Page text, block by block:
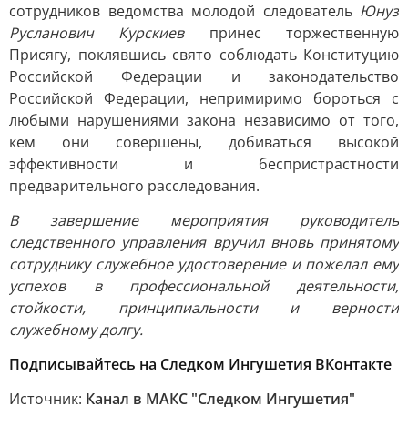
сотрудников ведомства молодой следователь Юнуз
Русланович Курскиев принес торжественную
Присягу, поклявшись свято соблюдать Конституцию
Российской Федерации и законодательство
Российской Федерации, непримиримо бороться с
любыми нарушениями закона независимо от того,
кем они совершены, добиваться высокой
эффективности и беспристрастности
предварительного расследования.
В завершение мероприятия руководитель
следственного управления вручил вновь принятому
сотруднику служебное удостоверение и пожелал ему
успехов в профессиональной деятельности,
стойкости, принципиальности и верности
служебному долгу.
Подписывайтесь на Следком Ингушетия ВКонтакте
Источник: Канал в МАКС "Следком Ингушетия"